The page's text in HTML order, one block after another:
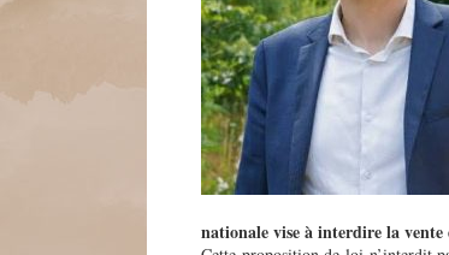
nationale vise à interdire la vente